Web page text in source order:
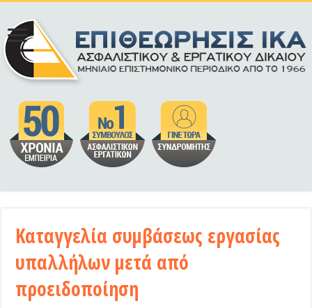
Καταγγελία συμβάσεως εργασίας
υπαλλήλων μετά από
προειδοποίηση